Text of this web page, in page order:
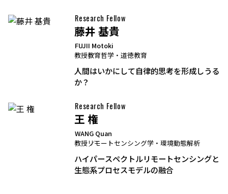
Research Fellow
藤井 基貴
FUJII Motoki
教授教育哲学・道徳教育
人間はいかにして自律的思考を形成しうる
か？
Research Fellow
王 権
WANG Quan
教授リモートセンシング学・環境動態解析
ハイパースペクトルリモートセンシングと
生態系プロセスモデルの融合